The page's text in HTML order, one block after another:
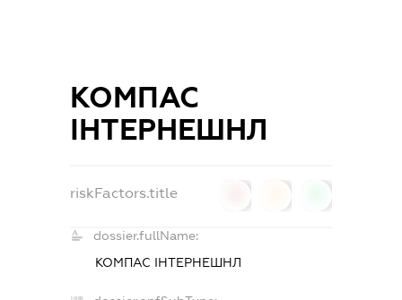
КОМПАС
ІНТЕРНЕШНЛ
riskFactors.title
dossier.fullName:
КОМПАС ІНТЕРНЕШНЛ